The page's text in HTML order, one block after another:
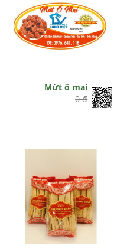
Mứt ô mai
0 đ